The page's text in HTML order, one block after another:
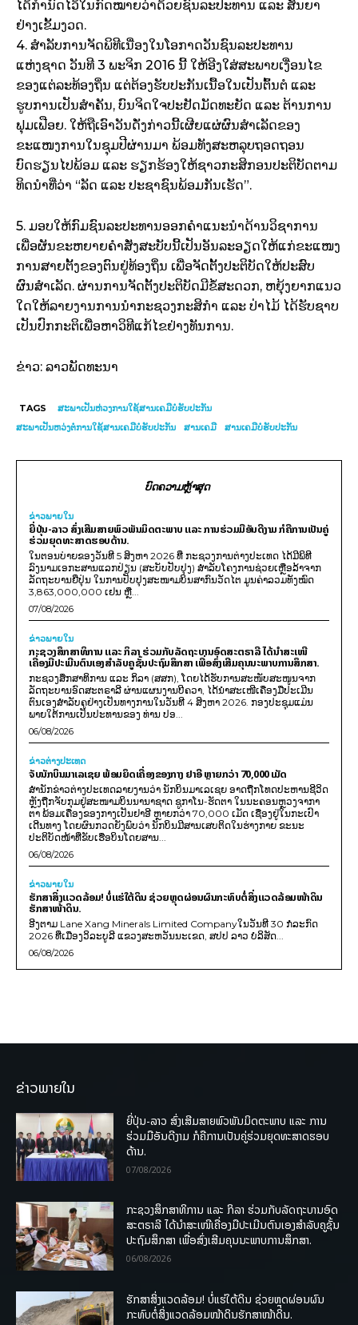
ໄດ້ກຳນົດໄວ້ໃນກົດໝາຍວ່າດ້ວຍຊົນລະປະທານ ແລະ ສັນຍາ
ຢ່າງເຂັ້ມງວດ.
4. ສຳລັບການຈັດພິທີເນື່ອງໃນໂອກາດວັນຊົນລະປະທານ
ແຫ່ງຊາດ ວັນທີ 3 ພະຈິກ 2016 ນີ້ ໃຫ້ອີງໃສ່ສະພາບເງື່ອນໄຂ
ຂອງແຕ່ລະທ້ອງຖິ່ນ ແຕ່ຕ້ອງຮັບປະກັນເນື້ອໃນເປັນຕົ້ນຕໍ ແລະ
ຮູບການເປັນສຳຄັນ, ບົນຈິດໃຈປະຢັດມັດທະຍັດ ແລະ ຕ້ານການ
ຟຸມເຟືອຍ. ໃຫ້ຖືເອົາວັນດັ່ງກ່າວນີ້ເຜີຍແຜ່ຜົນສຳເລັດຂອງ
ຂະແໜງການໃນຊຸມປີຜ່ານມາ ພ້ອມທັງສະຫລຸບຖອດຖອນ
ບົດຮຽນໄປພ້ອມ ແລະ ຮຽກຮ້ອງໃຫ້ຊາວກະສິກອນປະຕິບັດຕາມ
ທິດນຳທີ່ວ່າ “ລັດ ແລະ ປະຊາຊົນພ້ອມກັນເຮັດ”.
5. ມອບໃຫ້ກົມຊົນລະປະທານອອກຄຳແນະນຳດ້ານວິຊາການ
ເພື່ອຜັນຂະຫຍາຍຄຳສັ່ງສະບັບນີ້ເປັນອັນລະອຽດໃຫ້ແກ່ຂະແໜງ
ການສາຍຕັ້ງຂອງຕົນຢູ່ທ້ອງຖິ່ນ ເພື່ອຈັດຕັ້ງປະຕິບັດໃຫ້ປະສົບ
ຜົນສຳເລັດ. ຜ່ານການຈັດຕັ້ງປະຕິບັດມີຂໍ້ສະດວກ, ຫຍຸ້ງຍາກແນວ
ໃດໃຫ້ລາຍງານການນຳກະຊວງກະສິກຳ ແລະ ປ່າໄມ້ ໄດ້ຮັບຊາບ
ເປັນປົກກະຕິເພື່ອຫາວິທີແກ້ໄຂຢ່າງທັນການ.
ຂ່າວ: ລາວພັດທະນາ
TAGS
ສະພາເປັນຫ່ວງການໃຊ້ສານເຄມີບໍ່ຮັບປະກັນ
ສະພາເປັນຫວ່ງຕໍ່ການໃຊ້ສານເຄມີບໍ່ຮັບປະກັນ
ສານເຄມີ ສານເຄມີບໍ່ຮັບປະກັນ
ບົດຄວາມຫຼ້າສຸດ
ຂ່າວພາຍ​ໃນ
ຍີ່ປຸ່ນ-ລາວ ສົ່ງເສີມສາຍພົວພັນມິດຕະພາບ ແລະ ການຮ່ວມມືອັນດີງາມ ກໍຄືການເປັນຄູ່
ຮ່ວມຍຸດທະສາດຮອບດ້ານ.
ໃນຕອນບ່າຍຂອງວັນທີ 5 ສິງຫາ 2026 ທີ່ ກະຊວງການຕ່າງປະເທດ ໄດ້ມີພິທີ
ລົງນາມເອກະສານແລກປ່ຽນ (ສະບັບປັບປຸງ) ສໍາລັບໂຄງການຊ່ວຍເຫຼືອລ້າຈາກ
ລັດຖະບານຍີ່ປຸ່ນ ໃນການປັບປຸງສະໜາມບິນສາກົນວັດໄຕ ມູນຄ່າລວມທັງໝົດ
3,863,000,000 ເຢນ ຫຼື...
07/08/2026
ຂ່າວພາຍ​ໃນ
ກະຊວງສຶກສາທິການ ແລະ ກິລາ ຮ່ວມກັບລັດຖະບານອົດສະຕຣາລີ ໄດ້ນຳສະເໜີ
ເຄື່ອງມືປະເມີນຕົນເອງສຳລັບຄູຊັ້ນປະຖົມສຶກສາ ເພື່ອສົ່ງເສີມຄຸນນະພາບການສຶກສາ.
ກະຊວງສຶກສາທິການ ແລະ ກິລາ (ສສກ), ໂດຍໄດ້ຮັບການສະໜັບສະໜູນຈາກ
ລັດຖະບານອົດສະຕຣາລີ ຜ່ານແຜນງານບີຄວາ, ໄດ້ນຳສະເໜີເຄື່ອງມືປະເມີນ
ຕົນເອງສຳລັບຄູຢ່າງເປັນທາງການໃນວັນທີ 4 ສິງຫາ 2026. ກອງປະຊຸມແມ່ນ
ພາຍໃຕ້ການເປັນປະທານຂອງ ທ່ານ ປອ...
06/08/2026
ຂ່າວຕ່າງປະເທດ
ຈັບນັກບິນມາເລເຊຍ ພ້ອມຍຶດເຄື່ອງຂອງກາງ ຢາອີ ຫຼາຍກວ່າ 70,000 ເມັດ
ສຳນັກຂ່າວຕ່າງປະເທດລາຍງານວ່າ ນັກບິນມາເລເຊຍ ອາດຖືກໂທດປະຫານຊີວິດ
ຫຼັງຖືກຈັບກຸມຢູ່ສະໜາມບິນນານາຊາດ ຊູກາໂນ-ຮັດຕາ ໃນນະຄອນຫຼວງຈາກາ
ຕາ ພ້ອມເຄື່ອງຂອງກາງເປັນຢາອີ ຫຼາຍກວ່າ 70,000 ເມັດ ເຊື່ອງຢູ່ໃນກະເປົາ
ເດີນທາງ ໂດຍຜົນກວດຍັງພົບວ່າ ນັກບິນມີສານເສບຕິດໃນຮ່າງກາຍ ຂະນະ
ປະຕິບັດໜ້າທີ່ຂັບເຮືອບິນໂດຍສານ...
06/08/2026
ຂ່າວພາຍ​ໃນ
ຮັກສາສິ່ງແວດລ້ອມ! ບໍ່ແຮ່ໃຕ້ດິນ ຊ່ວຍຫຼຸດຜ່ອນຜົນກະທົບຕໍ່ສິ່ງແວດລ້ອມໜ້າດິນ
ຮັກສາໜ້າດິນ.
ອີງຕາມ Lane Xang Minerals Limited Companyໃນວັນທີ 30 ກໍລະກົດ
2026 ທີ່ເມືອງວິລະບູລີ ແຂວງສະຫວັນນະເຂດ, ສປປ ລາວ ບໍລິສັດ...
06/08/2026
ຂ່າວພາຍໃນ
ຍີ່ປຸ່ນ-ລາວ ສົ່ງເສີມສາຍພົວພັນມິດຕະພາບ ແລະ ການ
ຮ່ວມມືອັນດີງາມ ກໍຄືການເປັນຄູ່ຮ່ວມຍຸດທະສາດຮອບ
ດ້ານ.
07/08/2026
ກະຊວງສຶກສາທິການ ແລະ ກິລາ ຮ່ວມກັບລັດຖະບານອົດ
ສະຕຣາລີ ໄດ້ນຳສະເໜີເຄື່ອງມືປະເມີນຕົນເອງສຳລັບຄູຊັ້ນ
ປະຖົມສຶກສາ ເພື່ອສົ່ງເສີມຄຸນນະພາບການສຶກສາ.
06/08/2026
ຮັກສາສິ່ງແວດລ້ອມ! ບໍ່ແຮ່ໃຕ້ດິນ ຊ່ວຍຫຼຸດຜ່ອນຜົນ
ກະທົບຕໍ່ສິ່ງແວດລ້ອມໜ້າດິນຮັກສາໜ້າດິນ.